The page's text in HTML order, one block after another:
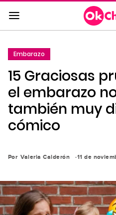
Saltar
al
contenido
la
navegación
principal
Embarazo
15 Graciosas
el embarazo
también muy
cómico
Por Valeria Calderón 11 de